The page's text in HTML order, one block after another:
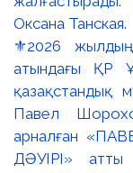
⚜️2026
атындағы ҚР
қазақстандық
Павел
арналған
ДӘУІРІ» атты